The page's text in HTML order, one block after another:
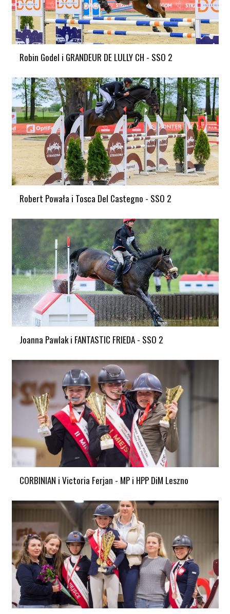
Robin Godel i GRANDEUR DE LULLY CH - SSO 2
Robert Powała i Tosca Del Castegno - SSO 2
Joanna Pawlak i FANTASTIC FRIEDA - SSO 2
CORBINIAN i Victoria Ferjan - MP i HPP DiM Leszno